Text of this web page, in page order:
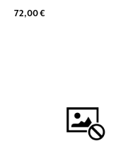
72,00 €